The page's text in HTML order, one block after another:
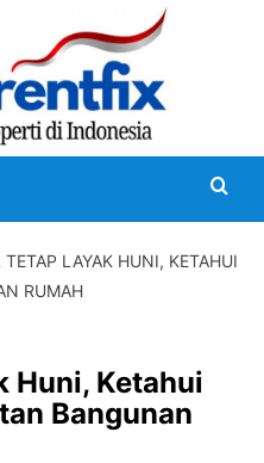
TETAP LAYAK HUNI, KETAHUI
RUMAH
Huni, Ketahui
Bangunan